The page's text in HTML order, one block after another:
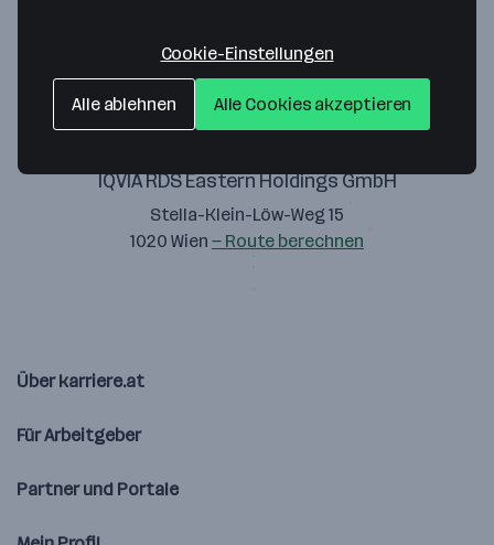
IQVIA RDS Eastern Holdings GmbH
Stella-Klein-Löw-Weg 15
1020 Wien — Route berechnen
Über karriere.at
Für Arbeitgeber
Partner und Portale
Cookie-Einstellungen
Alle ablehnen Alle Cookies akzeptieren